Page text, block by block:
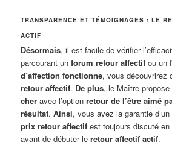
TRANSPARENCE ET TÉMOIGNAGES : LE
ACTIF
Désormais, il est facile de vérifier
parcourant unforum retour affectif ou un
d’affection fonctionne, vous découvrirez
retour affectif. De plus, le Maître
cher avec l’optionretour de l’être aimé
résultat.Ainsi, vous avez la garantie
prix retour affectif est toujours discuté
avant de débuter leretour affectif actif.